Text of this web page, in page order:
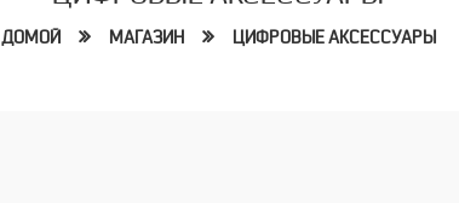
ДОМОЙ МАГАЗИН ЦИФРОВЫЕ АКСЕССУАРЫ